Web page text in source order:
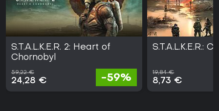
S.T.A.L.K.E.R. 2: Heart of
Chornobyl
59,22 €
24,28 € -59%
S.T.A.L.K.E.R.:
19,84 €
8,73 €